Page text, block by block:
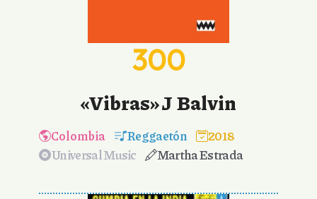
300
«Vibras» J Balvin
Colombia Reggaetón
2018
Universal Music
Martha Estrada